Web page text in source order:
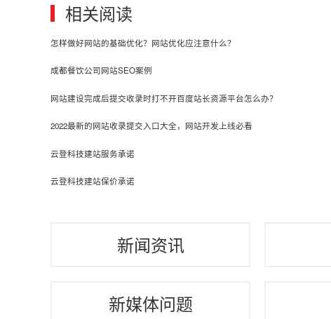
相关阅读
怎样做好网站的基础优化？网站优化应注意什么？
成都餐饮公司网站SEO案例
网站建设完成后提交收录时打不开百度站长资源平台怎么办？
2022最新的网站收录提交入口大全，网站开发上线必看
云登科技建站服务承诺
云登科技建站保价承诺
新闻资讯
新媒体问题